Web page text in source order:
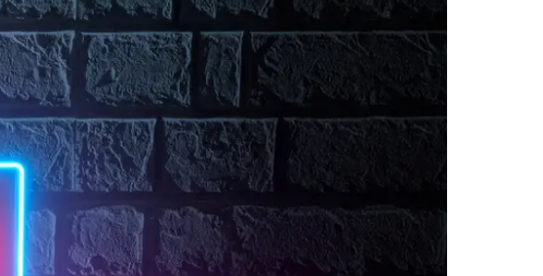
Contact